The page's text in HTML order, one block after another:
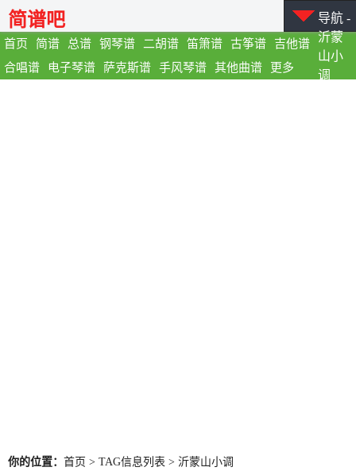
首页 简谱 总谱 钢琴谱 二胡谱 笛箫谱 古筝谱
吉他谱
合唱谱
电子琴谱 萨克斯谱 手风琴谱 其他曲谱 更多
简谱吧
导航 -
沂蒙
山小
调
你的位置： 首页 > TAG信息列表 > 沂蒙山小调